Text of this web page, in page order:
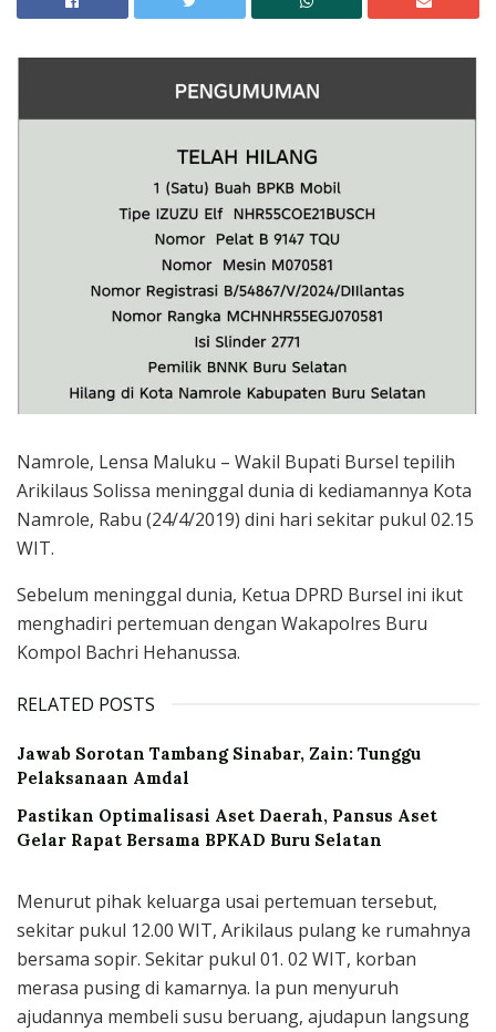
Namrole, Lensa Maluku – Wakil Bupati Bursel tepilih
Arikilaus Solissa meninggal dunia di kediamannya Kota
Namrole, Rabu (24/4/2019) dini hari sekitar pukul 02.15
WIT.
Sebelum meninggal dunia, Ketua DPRD Bursel ini ikut
menghadiri pertemuan dengan Wakapolres Buru
Kompol Bachri Hehanussa.
RELATED POSTS
Jawab Sorotan Tambang Sinabar, Zain: Tunggu
Pelaksanaan Amdal
Pastikan Optimalisasi Aset Daerah, Pansus Aset
Gelar Rapat Bersama BPKAD Buru Selatan
Menurut pihak keluarga usai pertemuan tersebut,
sekitar pukul 12.00 WIT, Arikilaus pulang ke rumahnya
bersama sopir. Sekitar pukul 01. 02 WIT, korban
merasa pusing di kamarnya. Ia pun menyuruh
ajudannya membeli susu beruang, ajudapun langsung